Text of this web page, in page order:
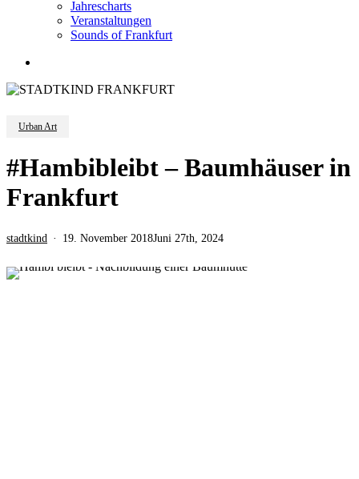
Jahrescharts
Veranstaltungen
Sounds of Frankfurt
Urban Art
#Hambibleibt – Baumhäuser in
Frankfurt
stadtkind 19. November 2018Juni 27th, 2024